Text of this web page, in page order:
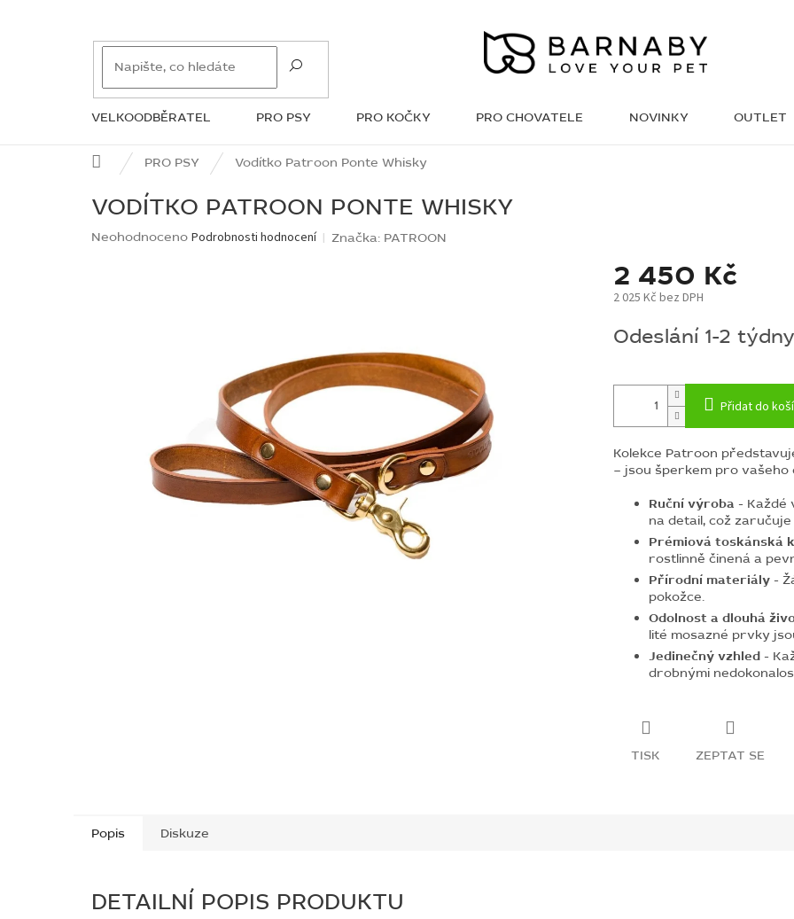
VELKOODBĚRATEL PRO PSY PRO KOČKY PRO CHOVATELE NOVINKY OUTLET
ZNAČKY
Domů PRO PSY Vodítko Patroon Ponte Whisky
VODÍTKO PATROON PONTE WHISKY
Průměrné
Neohodnoceno Podrobnosti hodnocení Značka: PATROON
2 450 Kč
2 025 Kč bez DPH
cena:
Odeslání 1-2 týdny
Přidat do
Kolekce Patroon
– jsou šperkem pro
Ruční výroba - Každé
na detail, což
Prémiová toskánská
rostlinně činená a
Přírodní materiály -
pokožce.
Odolnost a dlouhá
lité mosazné prvky
Jedinečný vzhled -
drobnými
TISK ZEPTAT SE
Popis Diskuze
DETAILNÍ POPIS PRODUKTU